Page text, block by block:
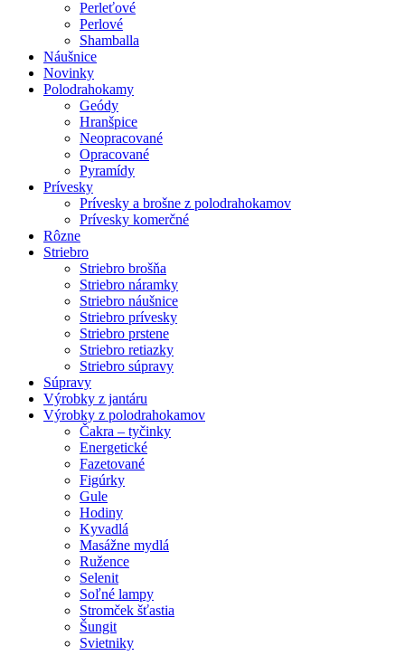
Perleťové
Perlové
Shamballa
Náušnice
Novinky
Polodrahokamy
Geódy
Hranšpice
Neopracované
Opracované
Pyramídy
Prívesky
Prívesky a brošne z polodrahokamov
Prívesky komerčné
Rôzne
Striebro
Striebro brošňa
Striebro náramky
Striebro náušnice
Striebro prívesky
Striebro prstene
Striebro retiazky
Striebro súpravy
Súpravy
Výrobky z jantáru
Výrobky z polodrahokamov
Čakra – tyčinky
Energetické
Fazetované
Figúrky
Gule
Hodiny
Kyvadlá
Masážne mydlá
Ružence
Selenit
Soľné lampy
Stromček šťastia
Šungit
Svietniky